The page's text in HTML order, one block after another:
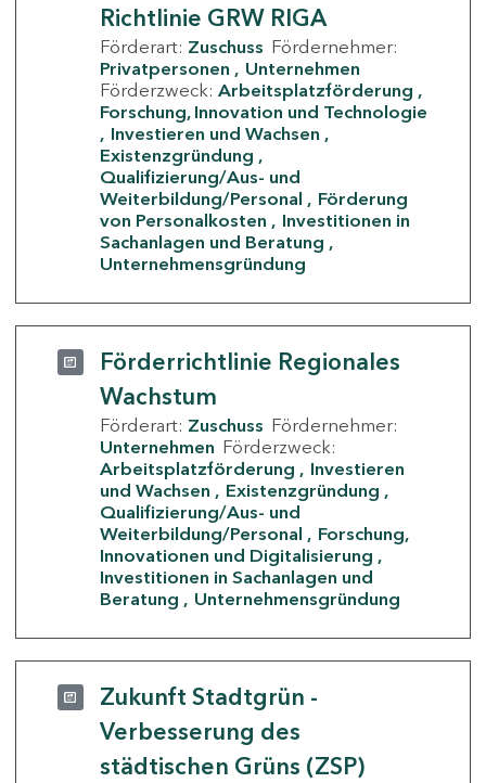
Richtlinie GRW RIGA
Förderart: Zuschuss Fördernehmer:
Privatpersonen
Unternehmen
Förderzweck: Arbeitsplatzförderung
Forschung, Innovation und Technologie
Investieren und Wachsen
Existenzgründung
Qualifizierung/Aus- und
Weiterbildung/Personal
Förderung
von Personalkosten
Investitionen in
Sachanlagen und Beratung
Unternehmensgründung
Förderrichtlinie Regionales
Wachstum
Förderart: Zuschuss Fördernehmer:
Unternehmen Förderzweck:
Arbeitsplatzförderung
Investieren
und Wachsen
Existenzgründung
Qualifizierung/Aus- und
Weiterbildung/Personal
Forschung,
Innovationen und Digitalisierung
Investitionen in Sachanlagen und
Beratung
Unternehmensgründung
Zukunft Stadtgrün -
Verbesserung des
städtischen Grüns (ZSP)